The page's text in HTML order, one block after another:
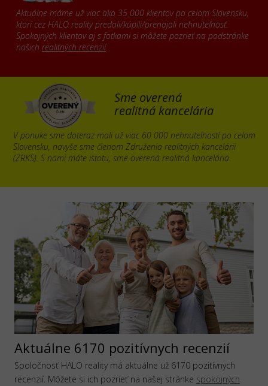
Aktuálne máme už viac ako 35 000 klientov po celom Slovensku,
ktorí cez HALO reality predali/kúpili/prenajali nehnuteľnosť.
Spokojných klientov aj s fotkami si môžete pozrieť na podstránke
našich realitných recenzií.
Sme overená
realitná kancelária
V ponuke sme doteraz mali už viac 60 000 nehnuteľností po celom
Slovensku, navyše sme členom Združenia realitných kancelárii
(ZRKS). S nami máte istotu, sme overená realitná kancelária.
Aktuálne 6170 pozitívnych recenzií
Spoločnosť HALO reality má aktuálne už 6170 pozitívnych
recenzií. Môžete si ich pozrieť na našej stránke spokojných